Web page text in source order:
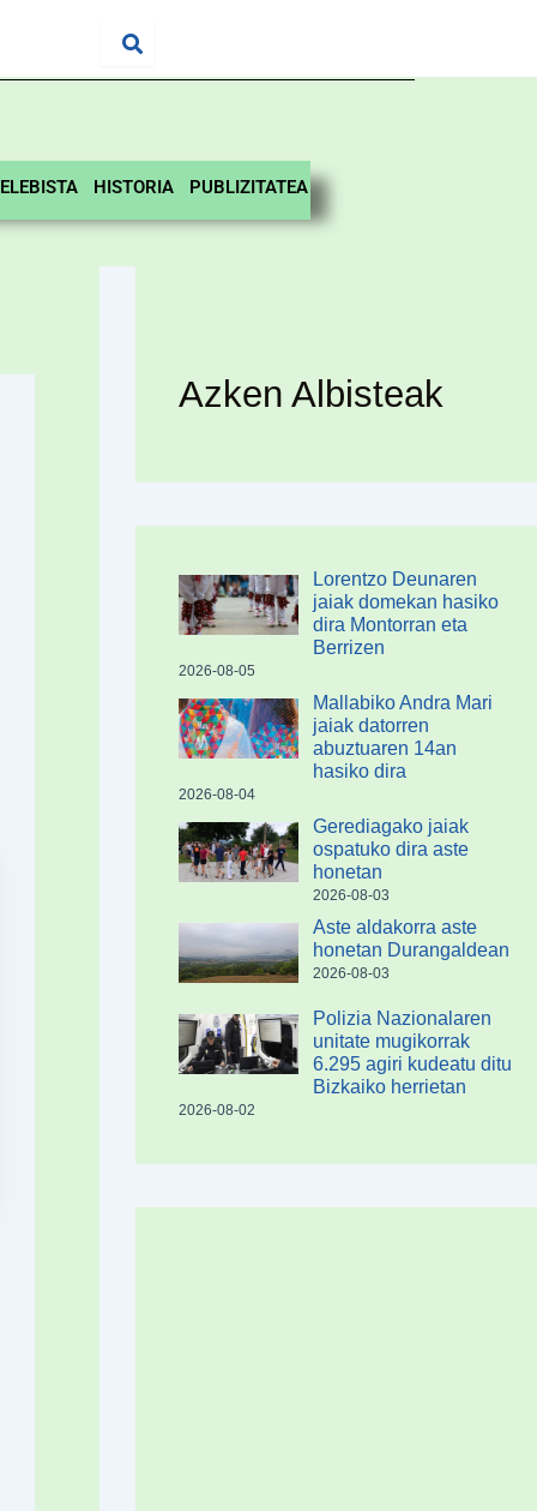
HISTORIA PUBLIZITATEA
Azken Albisteak
Lorentzo Deunaren
jaiak domekan hasiko
dira Montorran eta
Berrizen
2026-08-05
Mallabiko Andra Mari
jaiak datorren
abuztuaren 14an
hasiko dira
2026-08-04
Gerediagako jaiak
ospatuko dira aste
honetan
2026-08-03
Aste aldakorra aste
honetan Durangaldean
2026-08-03
Polizia Nazionalaren
unitate mugikorrak
6.295 agiri kudeatu ditu
Bizkaiko herrietan
2026-08-02